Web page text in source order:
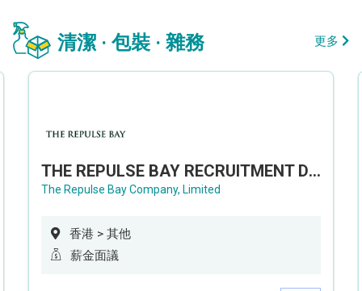
清潔 · 包裝 · 雜務 更多
THE REPULSE BAY RECRUITMENT DAY 淺水灣影灣園人才招聘會
The Repulse Bay Company, Limited
香港 > 其他
薪金面議